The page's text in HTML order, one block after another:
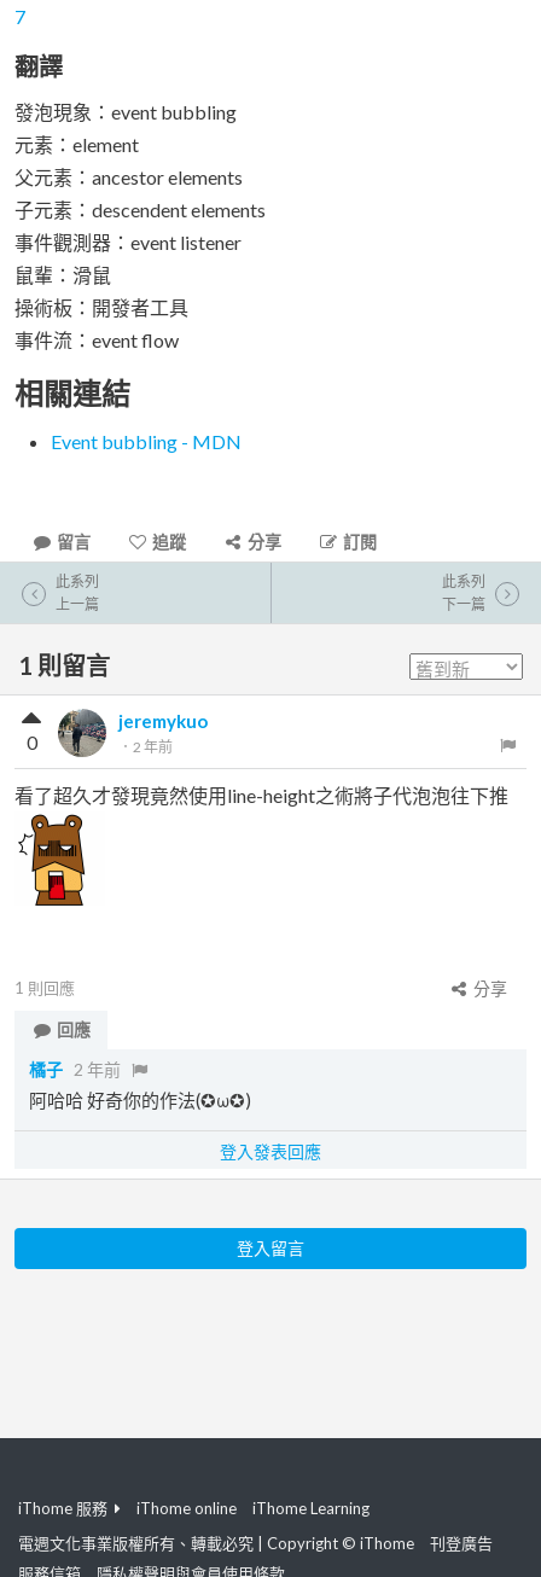
7
翻譯
發泡現象：event bubbling
元素：element
父元素：ancestor elements
子元素：descendent elements
事件觀測器：event listener
鼠輩：滑鼠
操術板：開發者工具
事件流：event flow
相關連結
Event bubbling - MDN
留言 追蹤 分享 訂閱
此系列
上一篇
此系列
下一篇
1 則留言
jeremykuo
． 2 年前
0
看了超久才發現竟然使用line-height之術將子代泡泡往下推
1 則回應
分享
回應
橘子 2 年前
阿哈哈 好奇你的作法(✪ω✪)
登入發表回應
登入留言
iThome 服務 iThome online
iThome Learning
電週文化事業版權所有、轉載必究 | Copyright © iThome
刊登廣告